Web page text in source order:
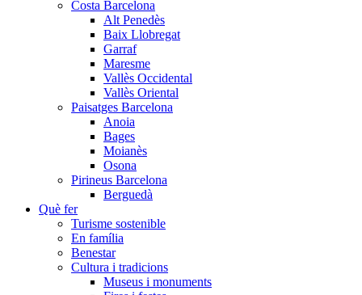
Costa Barcelona
Alt Penedès
Baix Llobregat
Garraf
Maresme
Vallès Occidental
Vallès Oriental
Paisatges Barcelona
Anoia
Bages
Moianès
Osona
Pirineus Barcelona
Berguedà
Què fer
Turisme sostenible
En família
Benestar
Cultura i tradicions
Museus i monuments